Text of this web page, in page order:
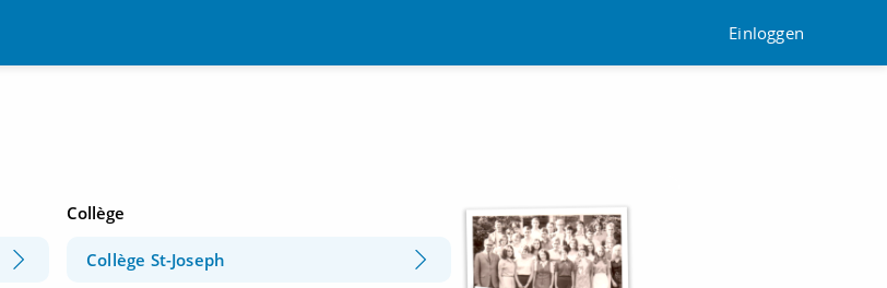
Einloggen
Collège
Collège St-Joseph